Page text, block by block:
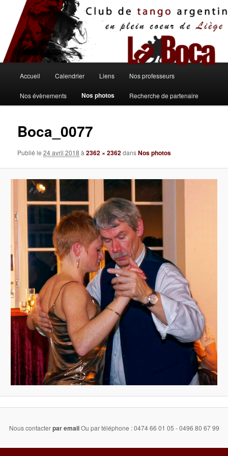
contenu
principal
principal
Accueil Calendrier Liens Nos professeurs
Nos évènements Nos photos Recherche de partenaire
Boca_0077
Publié le24 avril 2018 à2362 × 2362dansNos photos
Nous contacterpar emailOu par téléphone : 0474 66 01 05 - 0496 80 67 99